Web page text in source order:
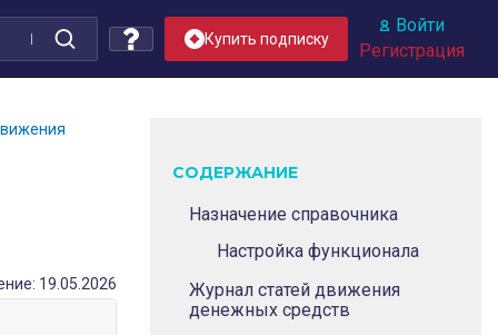
Купить подписку
Войти
Регистрация
19.05.2026
СОДЕРЖАНИЕ
Назначение справочника
Настройка функционала
Журнал статей движения
денежных средств